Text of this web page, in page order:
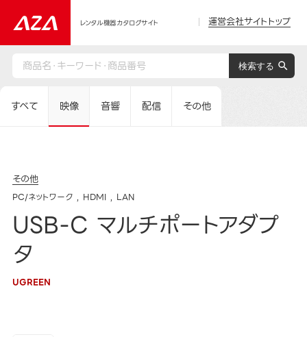
レンタル機器カタログサイト 運営会社サイトトップ
すべて 映像 音響 配信 その他
その他
PC/ネットワーク HDMI LAN
USB-C マルチポートアダプ
タ
UGREEN